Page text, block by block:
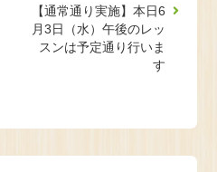
【通常通り実施】本日6
月3日（水）午後のレッ
スンは予定通り行いま
す